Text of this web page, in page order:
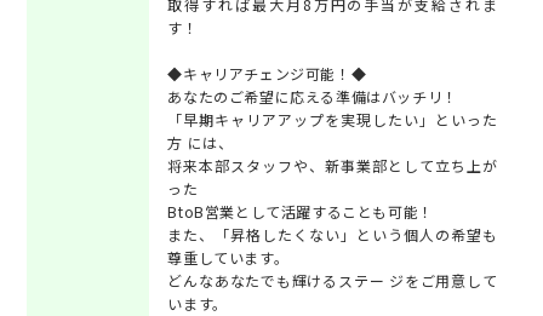
取得すれば最大月8万円の手当が支給されま
す！
◆キャリアチェンジ可能！◆
あなたのご希望に応える準備はバッチリ！
「早期キャリアアップを実現したい」といった
方 には、
将来本部スタッフや、新事業部として立ち上が
った
BtoB営業として活躍することも可能！
また、「昇格したくない」という個人の希望も
尊重しています。
どんなあなたでも輝けるステー ジをご用意して
います。